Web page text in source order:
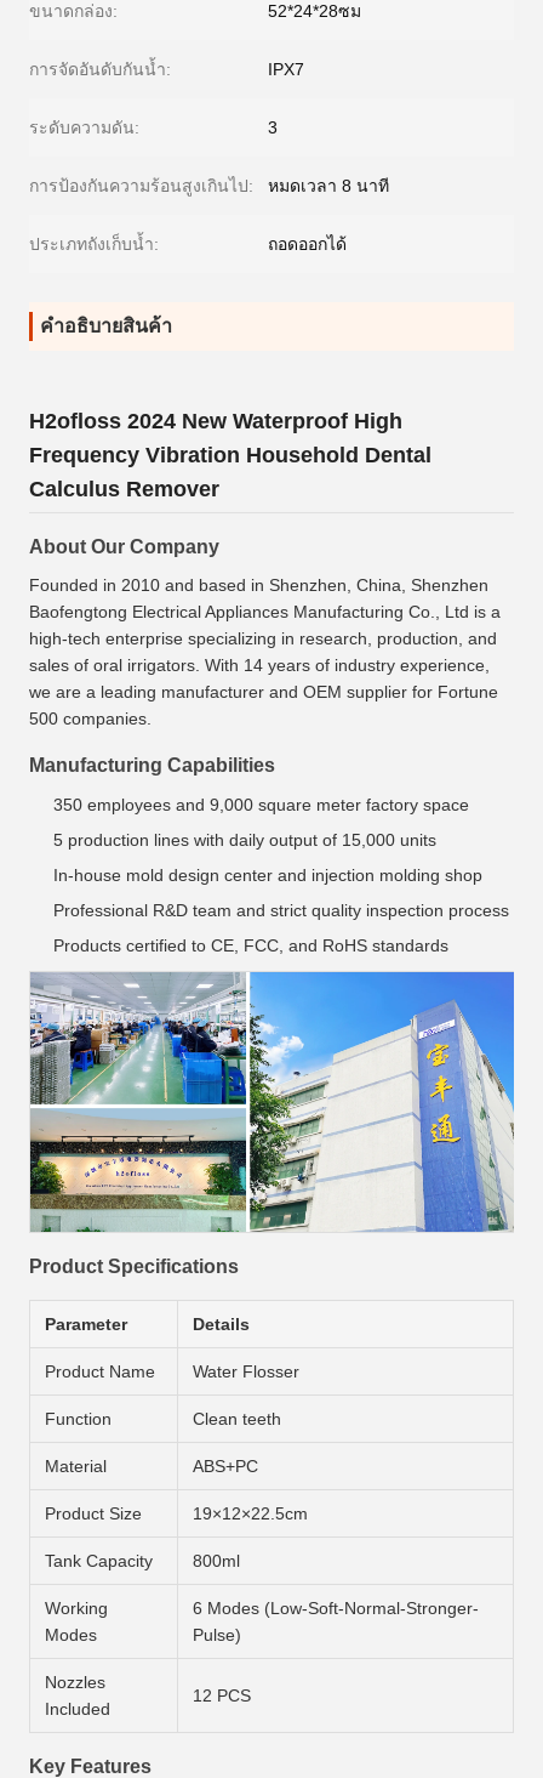
ขนาดกล่อง: 52*24*28ซม
การจัดอันดับกันน้ำ: IPX7
ระดับความดัน: 3
การป้องกันความร้อนสูงเกินไป: หมดเวลา 8 นาที
ประเภทถังเก็บน้ำ: ถอดออกได้
คําอธิบายสินค้า
H2ofloss 2024 New Waterproof High
Frequency Vibration Household Dental
Calculus Remover
About Our Company
Founded in 2010 and based in Shenzhen, China, Shenzhen
Baofengtong Electrical Appliances Manufacturing Co., Ltd is a
high-tech enterprise specializing in research, production, and
sales of oral irrigators. With 14 years of industry experience,
we are a leading manufacturer and OEM supplier for Fortune
500 companies.
Manufacturing Capabilities
350 employees and 9,000 square meter factory space
5 production lines with daily output of 15,000 units
In-house mold design center and injection molding shop
Professional R&D team and strict quality inspection process
Products certified to CE, FCC, and RoHS standards
Product Specifications
Parameter Details
Product Name Water Flosser
Function Clean teeth
Material ABS+PC
Product Size 19×12×22.5cm
Tank Capacity 800ml
Working
Modes
6 Modes (Low-Soft-Normal-Stronger-
Pulse)
Nozzles
Included
12 PCS
Key Features